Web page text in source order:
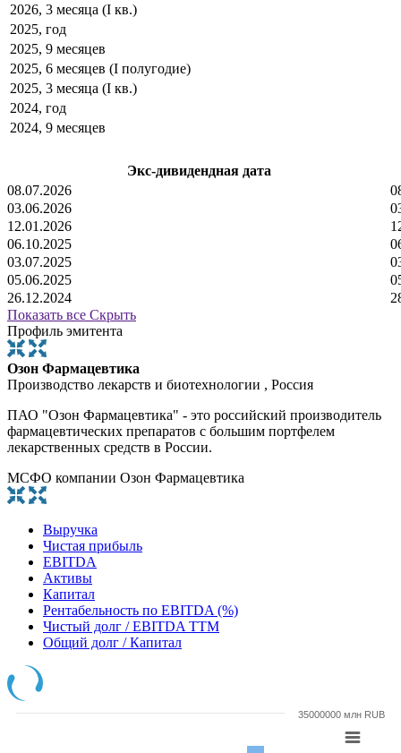
2026, 3 месяца (I кв.)
2025, год
2025, 9 месяцев
2025, 6 месяцев (I полугодие)
2025, 3 месяца (I кв.)
2024, год
2024, 9 месяцев
Экс-дивидендная дата
08.07.2026
03.06.2026
12.01.2026
06.10.2025
03.07.2025
05.06.2025
26.12.2024
Показать все Скрыть
Профиль эмитента
Озон Фармацевтика
Производство лекарств и биотехнологии , Россия
ПАО "Озон Фармацевтика" - это российский производитель
фармацевтических препаратов с большим портфелем
лекарственных средств в России.
МСФО компании Озон Фармацевтика
Выручка
Чистая прибыль
EBITDA
Активы
Капитал
Рентабельность по EBITDA (%)
Чистый долг / EBITDA TTM
Общий долг / Капитал
35000000 млн RUB